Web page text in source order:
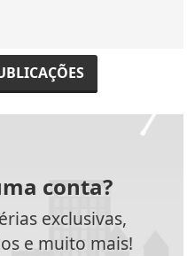
conta?
exclusivas,
e muito mais!